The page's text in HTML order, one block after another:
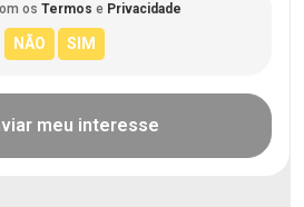
os Termos e Privacidade
meu interesse